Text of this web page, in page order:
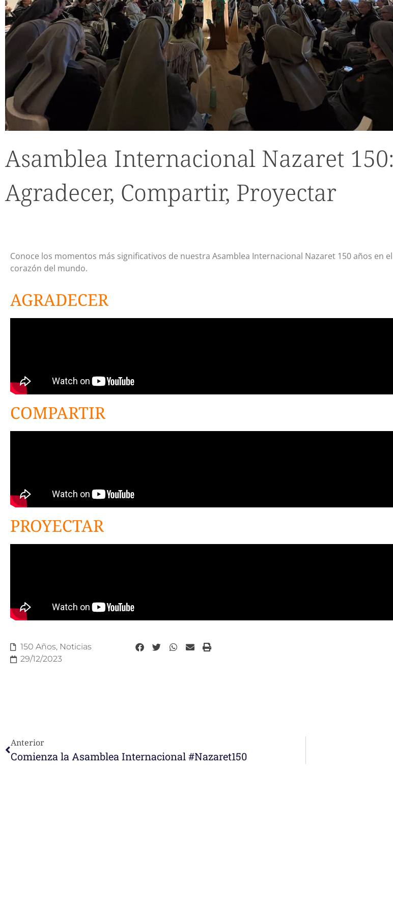
Asamblea Internacional Nazaret 150:
Agradecer, Compartir, Proyectar
Conoce los momentos más significativos de nuestra Asamblea Internacional Nazaret 150 años en el
corazón del mundo.
AGRADECER
COMPARTIR
PROYECTAR
150 Años, Noticias
29/12/2023
Anterior
Comienza la Asamblea Internacional #Nazaret150